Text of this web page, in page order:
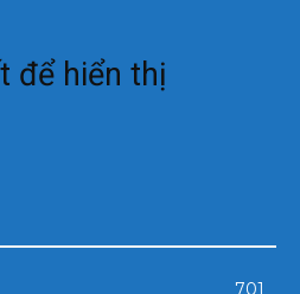
để hiển thị
701